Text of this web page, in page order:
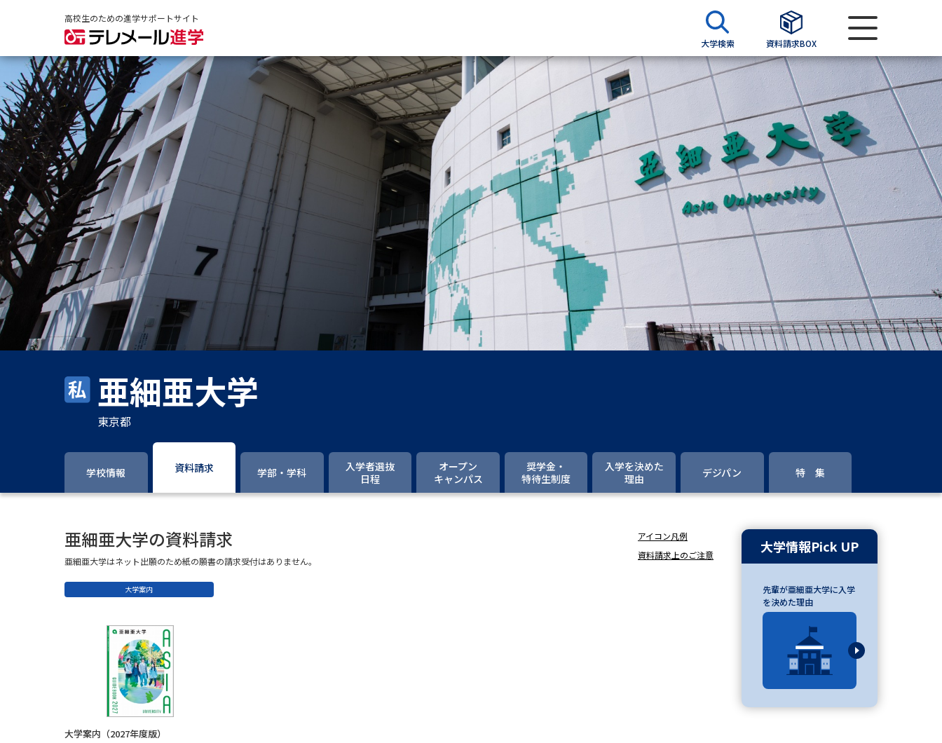
高校生のための進学サポートサイト
大学検索 資料請求BOX
資料請求 資料検索
大学・短大の資料種類から請求
大学パンフ
学部・学科パンフ
総合型選抜・学校推薦型選抜 募集要項＆願書
大学入学共通テスト利用選抜の募集要項＆願書
過去問題集
大学・短大以外の資料から請求
専門学校の資料請求 大学院の資料請求
留学・進学関連、塾・予備校
大学入学共通テスト「受験案内」の請求
大学入学共通テスト「受験上の配慮案内」の請求
高等学校卒業程度認定試験
大学研究 大学検索
国際・グローバルに強い大学特集
デジタルパンフレット
亜細亜大学
東京都
学校情報 資料請求 学部・学科
入学者選抜
日程
オープン
キャンパス
奨学金・
特待生制度
入学を決めた
理由
デジパン 特 集
亜細亜大学の資料請求
亜細亜大学はネット出願のため紙の願書の請求受付はありません。
アイコン凡例
資料請求上のご注意
大学案内
大学案内（2027年度版）
大学情報Pick UP
先輩が亜細亜大学に入学
を決めた理由